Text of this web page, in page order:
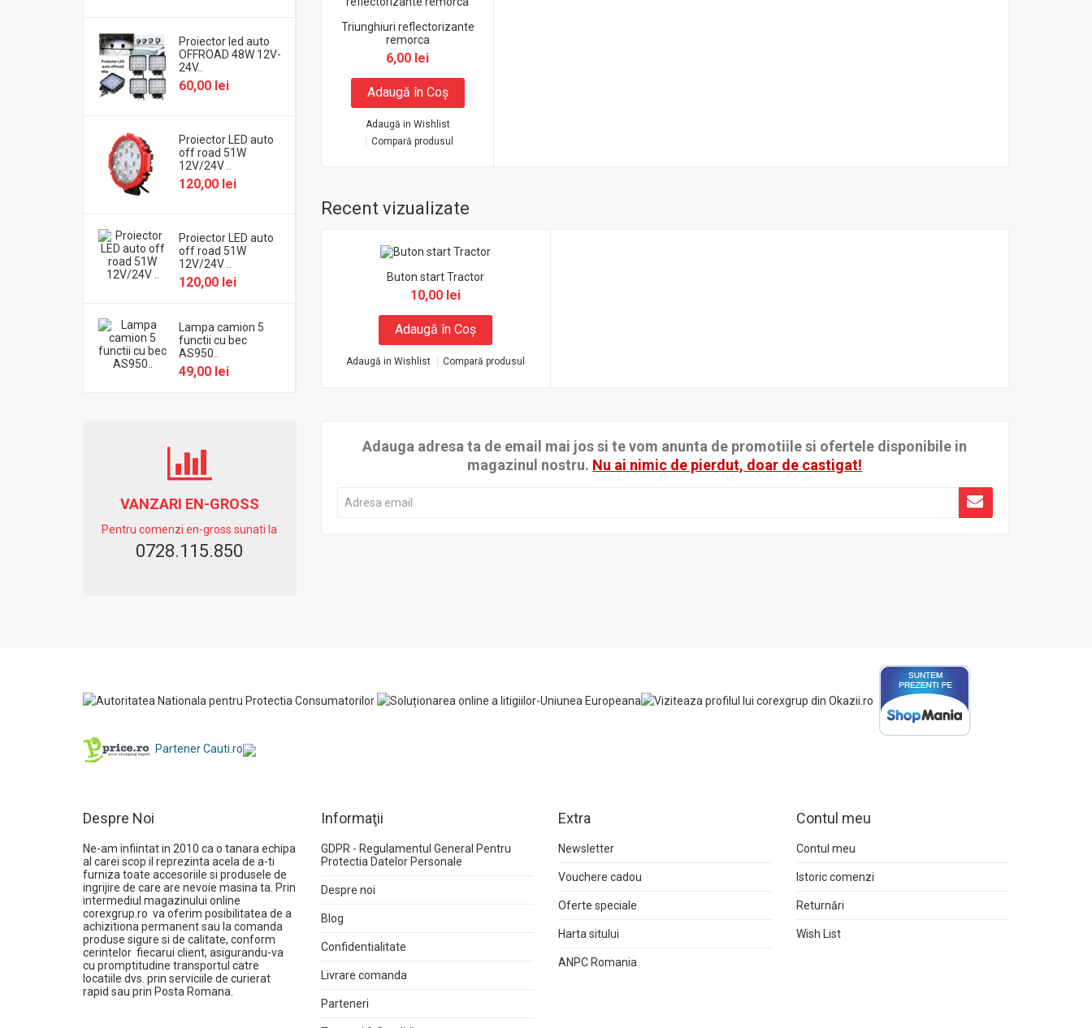
Proiector led auto
OFFROAD 48W 12V-
24V..
60,00 lei
Proiector LED auto
off road 51W
12V/24V ..
120,00 lei
Proiector LED auto
off road 51W
12V/24V ..
120,00 lei
Lampa camion 5
functii cu bec
AS950..
49,00 lei
VANZARI EN-GROSS
Pentru comenzi en-gross sunati la
0728.115.850
Triunghiuri reflectorizante
remorca
6,00 lei
Adaugă în Coş
Adaugă in Wishlist
Compară produsul
Recent vizualizate
Buton start Tractor
10,00 lei
Adaugă în Coş
Adaugă in Wishlist Compară produsul
Adauga adresa ta de email mai jos si te vom anunta de promotiile si ofertele disponibile in
magazinul nostru. Nu ai nimic de pierdut, doar de castigat!
Partener Cauti.ro
Despre Noi
Ne-am infiintat in 2010 ca o tanara echipa
al carei scop il reprezinta acela de a-ti
furniza toate accesoriile si produsele de
ingrijire de care are nevoie masina ta. Prin
intermediul magazinului online
corexgrup.ro va oferim posibilitatea de a
achizitiona permanent sau la comanda
produse sigure si de calitate, conform
cerintelor fiecarui client, asigurandu-va
cu promptitudine transportul catre
locatiile dvs. prin serviciile de curierat
rapid sau prin Posta Romana.
Informaţii
GDPR - Regulamentul General Pentru
Protectia Datelor Personale
Despre noi
Blog
Confidentialitate
Livrare comanda
Parteneri
Extra
Newsletter
Vouchere cadou
Oferte speciale
Harta sitului
ANPC Romania
Contul meu
Contul meu
Istoric comenzi
Returnări
Wish List